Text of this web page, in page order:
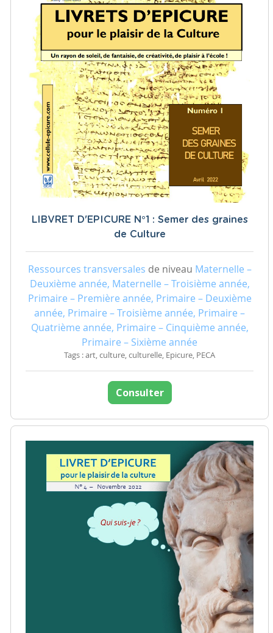
LIBVRET D'EPICURE N°1 : Semer des graines
de Culture
Ressources transversales de niveau Maternelle –
Deuxième année, Maternelle – Troisième année,
Primaire – Première année, Primaire – Deuxième
année, Primaire – Troisième année, Primaire –
Quatrième année, Primaire – Cinquième année,
Primaire – Sixième année
Tags : art, culture, culturelle, Epicure, PECA
Consulter